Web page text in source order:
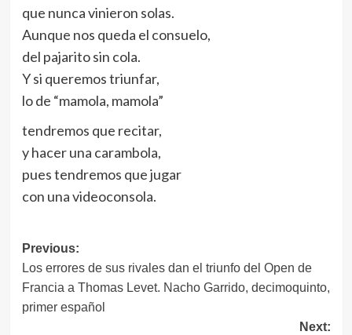
que nunca vinieron solas.
Aunque nos queda el consuelo,
del pajarito sin cola.
Y si queremos triunfar,
lo de “mamola, mamola”
tendremos que recitar,
y hacer una carambola,
pues tendremos que jugar
con una videoconsola.
Navegación
de
entradas
Previous:
Los errores de sus rivales dan el triunfo del Open de
Francia a Thomas Levet. Nacho Garrido, decimoquinto,
primer español
Next: